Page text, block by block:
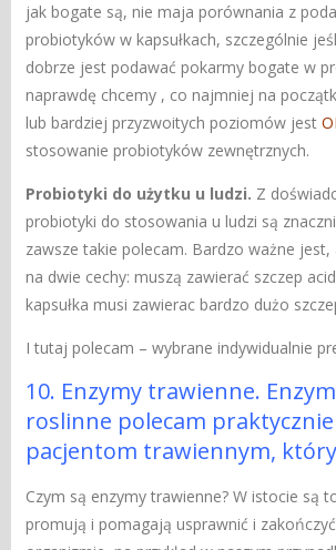
jak bogate są, nie maja porównania z
probiotyków w kapsułkach, szczególnie
dobrze jest podawać pokarmy bogate w
naprawdę chcemy , co najmniej na
lub bardziej przyzwoitych poziomów jest
stosowanie probiotyków zewnętrznych.
Probiotyki do użytku u ludzi. Z
probiotyki do stosowania u ludzi są
zawsze takie polecam. Bardzo ważne
na dwie cechy: muszą zawierać szczep
kapsułka musi zawierac bardzo dużo
I tutaj polecam – wybrane indywidualnie
10. Enzymy trawienne.
roslinne polecam
pacjentom trawiennym,
Czym są enzymy trawienne? W istocie są
promują i pomagają usprawnić i